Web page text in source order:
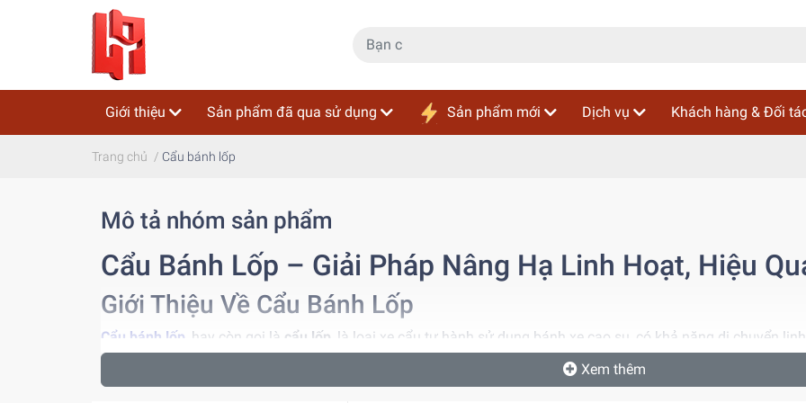
Giới thiệu Sản phẩm đã qua sử dụng Sản phẩm mới Dịch vụ Khách hàng & Đối
Trang chủ / Cẩu bánh lốp
Mô tả nhóm sản phẩm
Cẩu Bánh Lốp – Giải Pháp Nâng Hạ Linh Hoạt, Hiệu
Giới Thiệu Về Cẩu Bánh Lốp
Cẩu bánh lốp , hay còn gọi là cẩu lốp , là loại xe cẩu tự hành sử dụng bánh xe cao su, có khả năng di chuyển
không cần phương tiện hỗ trợ. Với thiết kế nhỏ gọn, tốc độ di chuyển nhanh và khả năng làm việc đa dạng,
trình xây dựng, nhà máy công nghiệp, cảng biển và khu đô thị.
Xem thêm